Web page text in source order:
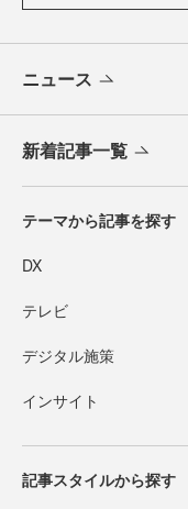
ニュース
新着記事一覧
テーマから記事を探す
DX
テレビ
デジタル施策
インサイト
記事スタイルから探す